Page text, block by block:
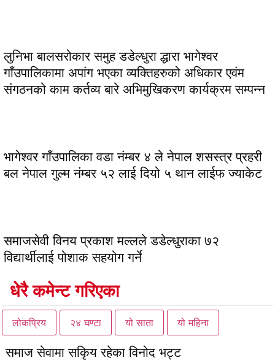
लुनिभा बालसरोकार समुह डडेल्धुरा द्धारा भागेश्वर
गाँउपालिकामा अपांग भएका व्यक्तिहरुको अधिकार एवंम
संगठनको काम कर्तव्य बारे अभिमुखिकरण कार्यक्रम सम्पन्न
भागेश्वर गाँउपालिका वडा नंम्बर ४ ले नेपाल शसस्त्र प्रहरी
बल नेपाल गुल्म नंम्बर ५२ लाई दियो ५ थान लाईफ ज्याकेट
समाजसेवी विनय प्रकाश मल्लले डडेल्धुराका ७२
विद्यार्थीलाई पोशाक सहयोग गर्ने
धेरै कमेन्ट गरिएका
लोकप्रिय २४ घण्टा यो साता यो महिना
समाज सेवामा सकिृय रहेका विनोद भट्ट